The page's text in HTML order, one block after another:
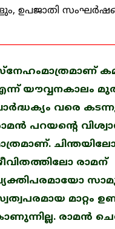
ഉപജാതി
യൗവ്വനകാലം
വരെ
പറയന്റെ
രാമന്
മാറ്റം
രാമന്‍